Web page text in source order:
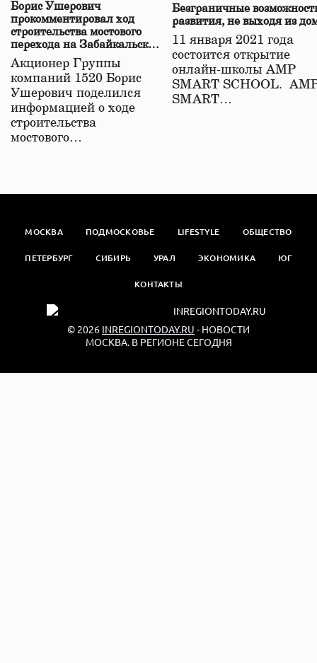
Борис Ушерович
прокомментировал ход
строительства мостового
перехода на Забайкальской
железной дороге
Акционер Группы
компаний 1520 Борис
Ушерович поделился
информацией о ходе
строительства
мостового…
Безграничные
развития, не выходя из
11 января 2021 года
состоится открытие
онлайн-школы АМР
SMART SCHOOL.
SMART…
МОСКВА ПОДМОСКОВЬЕ LIFESTYLE ОБЩЕСТВО
ПЕТЕРБУРГ СИБИРЬ УРАЛ ЭКОНОМИКА ЮГ
КОНТАКТЫ
© 2026 INREGIONTODAY.RU - НОВОСТИ
МОСКВА. В РЕГИОНЕ СЕГОДНЯ